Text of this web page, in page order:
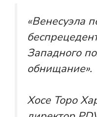
«Венесуэла
Западного
обнищание».
Хосе Торо